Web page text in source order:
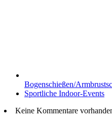
Bogenschießen/
Sportliche Indoor-Events
Keine Kommentare